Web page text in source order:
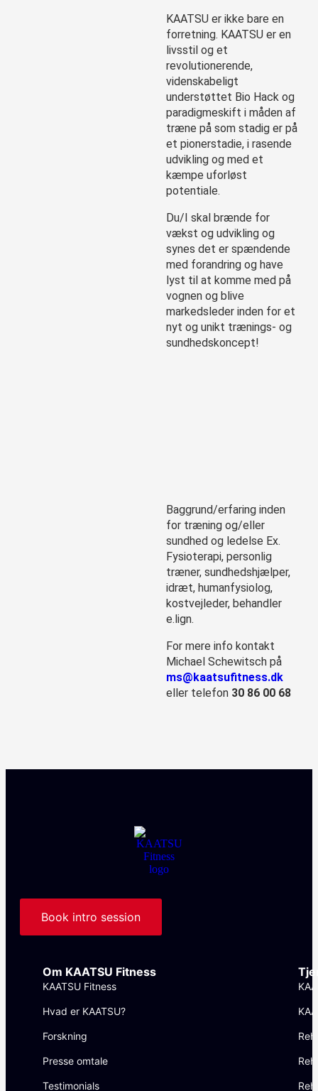
KAATSU er ikke bare en
forretning. KAATSU er en
livsstil og et
revolutionerende,
videnskabeligt
understøttet Bio Hack og
paradigmeskift i måden af
træne på som stadig er på
et pionerstadie, i rasende
udvikling og med et
kæmpe uforløst
potentiale.
Du/I skal brænde for
vækst og udvikling og
synes det er spændende
med forandring og have
lyst til at komme med på
vognen og blive
markedsleder inden for et
nyt og unikt trænings- og
sundhedskoncept!
Baggrund/erfaring inden
for træning og/eller
sundhed og ledelse Ex.
Fysioterapi, personlig
træner, sundhedshjælper,
idræt, humanfysiolog,
kostvejleder, behandler
e.lign.
For mere info kontakt
Michael Schewitsch på
ms@kaatsufitness.dk
eller telefon 30 86 00 68
Om KAATSU Fitness
KAATSU Fitness
Hvad er KAATSU?
Forskning
Presse omtale
Testimonials
Book intro session